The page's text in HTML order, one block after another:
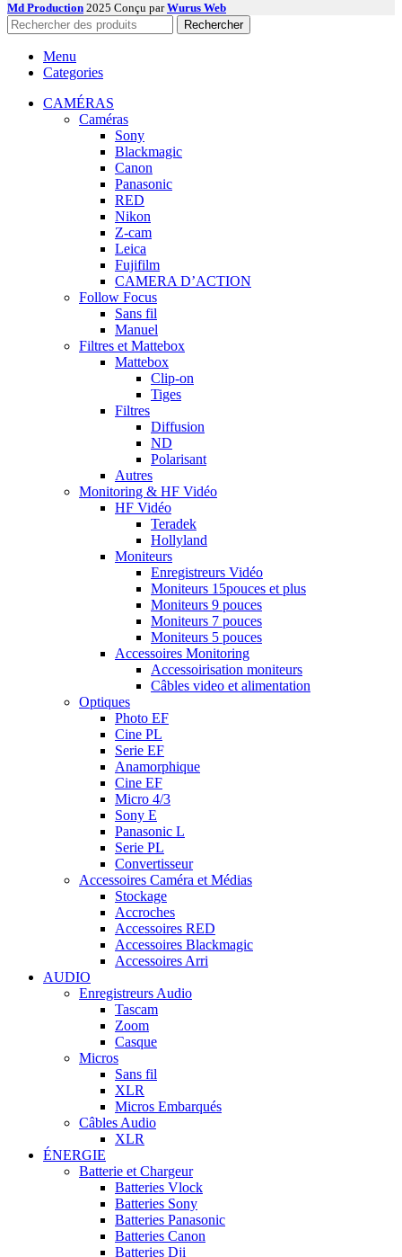
Md Production 2025 Conçu parWurus Web
Rechercher
Menu
Categories
CAMÉRAS
Caméras
Sony
Blackmagic
Canon
Panasonic
RED
Nikon
Z-cam
Leica
Fujifilm
CAMERA D’ACTION
Follow Focus
Sans fil
Manuel
Filtres et Mattebox
Mattebox
Clip-on
Tiges
Filtres
Diffusion
ND
Polarisant
Autres
Monitoring & HF Vidéo
HF Vidéo
Teradek
Hollyland
Moniteurs
Enregistreurs Vidéo
Moniteurs 15pouces et plus
Moniteurs 9 pouces
Moniteurs 7 pouces
Moniteurs 5 pouces
Accessoires Monitoring
Accessoirisation moniteurs
Câbles video et alimentation
Optiques
Photo EF
Cine PL
Serie EF
Anamorphique
Cine EF
Micro 4/3
Sony E
Panasonic L
Serie PL
Convertisseur
Accessoires Caméra et Médias
Stockage
Accroches
Accessoires RED
Accessoires Blackmagic
Accessoires Arri
AUDIO
Enregistreurs Audio
Tascam
Zoom
Casque
Micros
Sans fil
XLR
Micros Embarqués
Câbles Audio
XLR
ÉNERGIE
Batterie et Chargeur
Batteries Vlock
Batteries Sony
Batteries Panasonic
Batteries Canon
Batteries Dji